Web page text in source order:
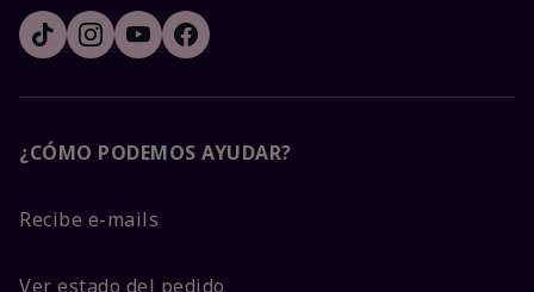
¿CÓMO PODEMOS AYUDAR?
Recibe e-mails
Ver estado del pedido